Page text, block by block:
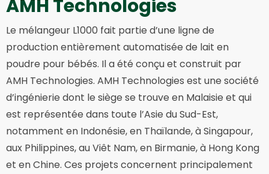
AMH Technologies
Le mélangeur L1000 fait partie d’une ligne de
production entièrement automatisée de lait en
poudre pour bébés. Il a été conçu et construit par
AMH Technologies. AMH Technologies est une société
d’ingénierie dont le siège se trouve en Malaisie et qui
est représentée dans toute l’Asie du Sud-Est,
notamment en Indonésie, en Thaïlande, à Singapour,
aux Philippines, au Viêt Nam, en Birmanie, à Hong Kong
et en Chine. Ces projets concernent principalement